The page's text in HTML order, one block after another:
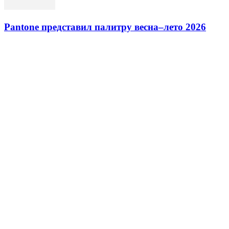
Pantone представил палитру весна–лето 2026